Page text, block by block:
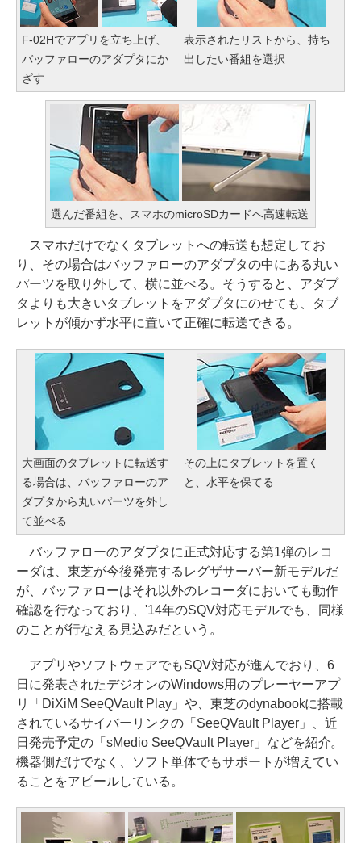
F-02Hでアプリを立ち上げ、
バッファローのアダプタにか
ざす
表示されたリストから、持ち
出したい番組を選択
選んだ番組を、スマホのmicroSDカードへ高速転送
スマホだけでなくタブレットへの転送も想定してお
り、その場合はバッファローのアダプタの中にある丸い
パーツを取り外して、横に並べる。そうすると、アダプ
タよりも大きいタブレットをアダプタにのせても、タブ
レットが傾かず水平に置いて正確に転送できる。
大画面のタブレットに転送す
る場合は、バッファローのア
ダプタから丸いパーツを外し
て並べる
その上にタブレットを置く
と、水平を保てる
バッファローのアダプタに正式対応する第1弾のレコ
ーダは、東芝が今後発売するレグザサーバー新モデルだ
が、バッファローはそれ以外のレコーダにおいても動作
確認を行なっており、'14年のSQV対応モデルでも、同様
のことが行なえる見込みだという。
アプリやソフトウェアでもSQV対応が進んでおり、6
日に発表されたデジオンのWindows用のプレーヤーアプ
リ「DiXiM SeeQVault Play」や、東芝のdynabookに搭載
されているサイバーリンクの「SeeQVault Player」、近
日発売予定の「sMedio SeeQVault Player」などを紹介。
機器側だけでなく、ソフト単体でもサポートが増えてい
ることをアピールしている。